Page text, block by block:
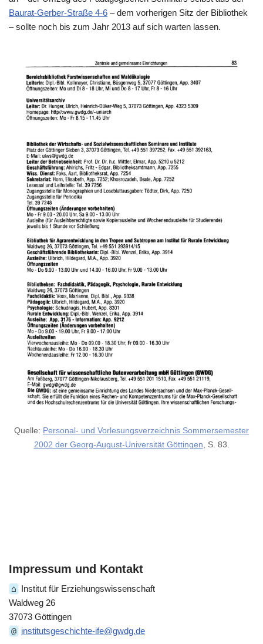
Baurat-Gerber-Straße 4-6 – dem vorherigen Sitz der Bibliothek
– sollte noch bis zum Jahr 2013 auf sich warten lassen.
Quelle: Personal- und Vorlesungsverzeichnis Sommersemester
2002 der Georg-August-Universität Göttingen , S. 83.
Impressum und Kontakt
⌂ Institut für Erziehungswissenschaft
Waldweg 26
37073 Göttingen
@ institutsgeschichte-ife@gwdg.de